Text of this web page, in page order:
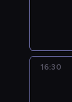
16:30